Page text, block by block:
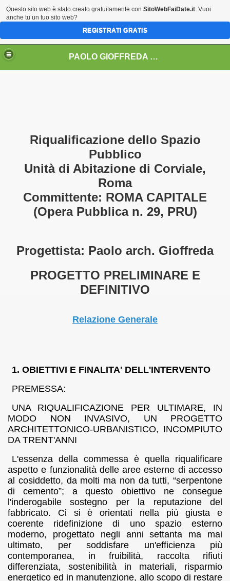
PAOLO GIOFFREDA architetto
Riqualificazione dello Spazio
Pubblico
Unità di Abitazione di Corviale,
Roma
Committente: ROMA CAPITALE
(Opera Pubblica n. 29, PRU)
Progettista: Paolo arch. Gioffreda
PROGETTO PRELIMINARE E
DEFINITIVO
Relazione Generale
1. OBIETTIVI E FINALITA' DELL'INTERVENTO
PREMESSA:
UNA RIQUALIFICAZIONE PER ULTIMARE, IN
MODO NON INVASIVO, UN PROGETTO
ARCHITETTONICO-URBANISTICO, INCOMPIUTO
DA TRENT'ANNI
L'essenza della commessa è quella riqualificare
aspetto e funzionalità delle aree esterne di accesso
al cosiddetto, da molti ma non da tutti, “serpentone
di cemento”; a questo obiettivo ne consegue
l'inderogabile sostegno per la reputazione del
fabbricato. Ci si è orientati nella più giusta e
coerente ridefinizione di uno spazio esterno
moderno, progettato negli anni settanta ma mai
ultimato, per soddisfare un'efficienza più
contemporanea, in fruibilità, raccolta rifiuti
differenziata, sostenibilità in materiali, risparmio
energetico ed in manutenzione, allo scopo di restare
ROCCA D'ORO
e Risanamenti Conservativi
significativi
Italy
New York, U.S.A.
significativi
Paolo Gioffreda
Questo sito web è stato creato gratuitamente con SitoWebFaiDate.it. Vuoi
anche tu un tuo sito web?
REGISTRATI GRATIS